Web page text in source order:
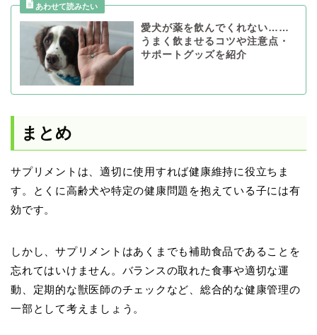
愛犬が薬を飲んでくれない……
うまく飲ませるコツや注意点・
サポートグッズを紹介
まとめ
サプリメントは、適切に使用すれば健康維持に役立ちま
す。とくに高齢犬や特定の健康問題を抱えている子には有
効です。
しかし、サプリメントはあくまでも補助食品であることを
忘れてはいけません。バランスの取れた食事や適切な運
動、定期的な獣医師のチェックなど、総合的な健康管理の
一部として考えましょう。